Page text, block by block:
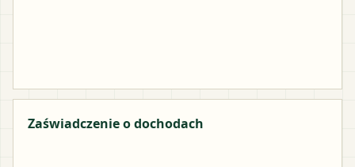
Zaświadczenie o dochodach